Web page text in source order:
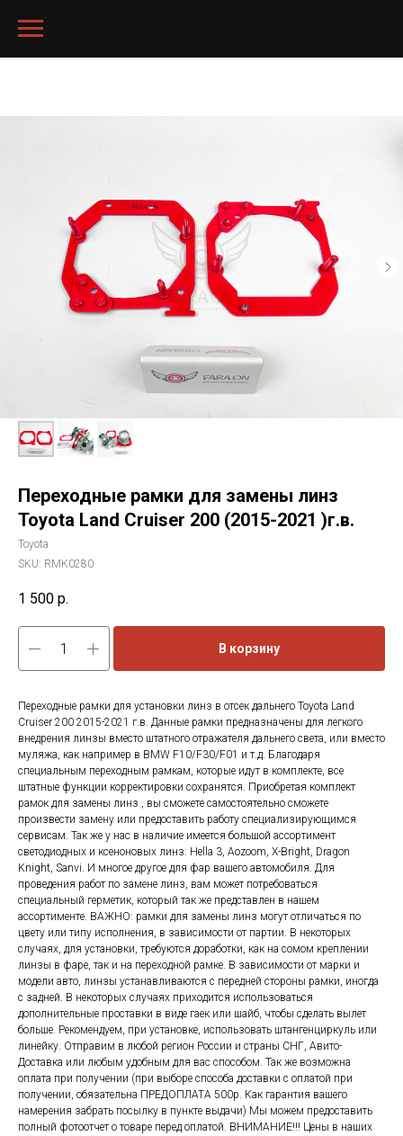
Переходные рамки для замены линз
Toyota Land Cruiser 200 (2015-2021 )г.в.
Toyota
SKU: RMK0280
1 500 р.
В корзину
Переходные рамки для установки линз в отсек дальнего Toyota Land
Cruiser 200 2015-2021 г.в. Данные рамки предназначены для легкого
внедрения линзы вместо штатного отражателя дальнего света, или вместо
муляжа, как например в BMW F10/F30/F01 и т.д. Благодаря
специальным переходным рамкам, которые идут в комплекте, все
штатные функции корректировки сохранятся. Приобретая комплект
рамок для замены линз , вы сможете самостоятельно сможете
произвести замену или предоставить работу специализирующимся
сервисам. Так же у нас в наличие имеется большой ассортимент
светодиодных и ксеноновых линз: Hella 3, Aozoom, X-Bright, Dragon
Knight, Sanvi. И многое другое для фар вашего автомобиля. Для
проведения работ по замене линз, вам может потребоваться
специальный герметик, который так же представлен в нашем
ассортименте. ВАЖНО: рамки для замены линз могут отличаться по
цвету или типу исполнения, в зависимости от партии. В некоторых
случаях, для установки, требуются доработки, как на сомом креплении
линзы в фаре, так и на переходной рамке. В зависимости от марки и
модели авто, линзы устанавливаются с передней стороны рамки, иногда
с задней. В некоторых случаях приходится использоваться
дополнительные проставки в виде гаек или шайб, чтобы сделать вылет
больше. Рекомендуем, при установке, использовать штангенциркуль или
линейку. Отправим в любой регион России и страны СНГ, Авито-
Доставка или любым удобным для вас способом. Так же возможна
оплата при получении (при выборе способа доставки с оплатой при
получении, обязательна ПРЕДОПЛАТА 500р. Как гарантия вашего
намерения забрать посылку в пункте выдачи) Мы можем предоставить
полный фотоотчет о товаре перед оплатой. ВНИМАНИЕ!!! Цены в наших